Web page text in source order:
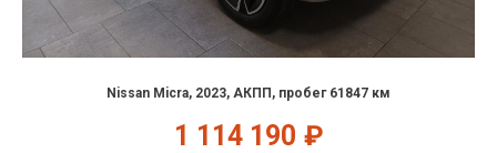
Nissan Micra, 2023, АКПП, пробег 61847 км
1 114 190 ₽